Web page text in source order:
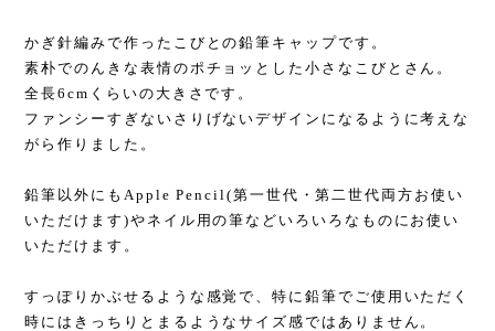
かぎ針編みで作ったこびとの鉛筆キャップです。
素朴でのんきな表情のポチョッとした小さなこびとさん。
全長6cmくらいの大きさです。
ファンシーすぎないさりげないデザインになるように考えな
がら作りました。
鉛筆以外にもApple Pencil(第一世代・第二世代両方お使い
いただけます)やネイル用の筆などいろいろなものにお使い
いただけます。
すっぽりかぶせるような感覚で、特に鉛筆でご使用いただく
時にはきっちりとまるようなサイズ感ではありません。